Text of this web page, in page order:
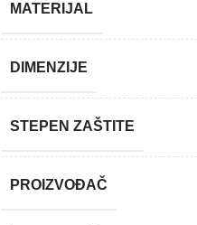
MATERIJAL
DIMENZIJE
STEPEN ZAŠTITE
PROIZVOĐAČ